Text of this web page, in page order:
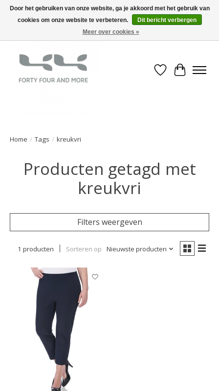
Verlanglijst
Home / Tags / kreukvri
Producten getagd met
kreukvri
Filters weergeven
1 producten Sorteren op Nieuwste producten
Door het gebruiken van onze website, ga je akkoord met het gebruik van
cookies om onze website te verbeteren.
Dit bericht verbergen
Meer over cookies »